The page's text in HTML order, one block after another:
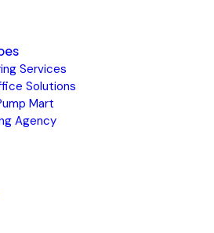
Services
Solutions
Mart
Agency